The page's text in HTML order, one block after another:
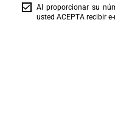
Al proporcionar su
usted ACEPTA recibir